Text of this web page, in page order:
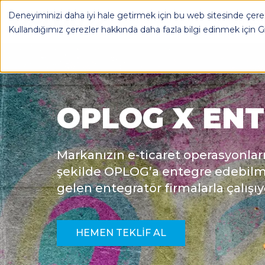
Deneyiminizi daha iyi hale getirmek için bu web sitesinde
Kullandığımız çerezler hakkında daha fazla bilgi edinmek için
OPLOG
OPLOG X
Markanızın e-ticaret
şekilde OPLOG’a entegre
gelen entegratör firmalarla
HEMEN TEKLIF AL